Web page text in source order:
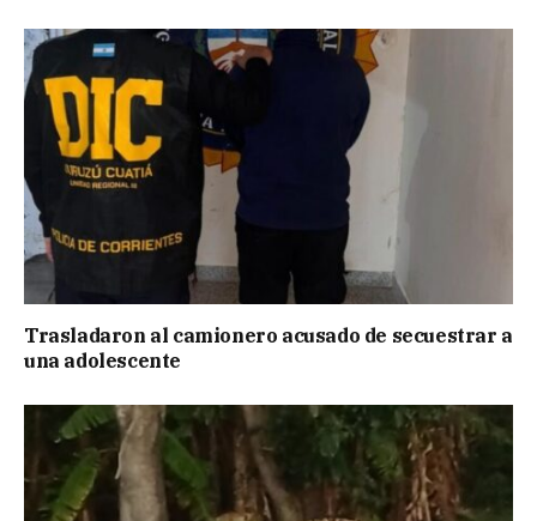
Trasladaron al camionero acusado de secuestrar a
una adolescente